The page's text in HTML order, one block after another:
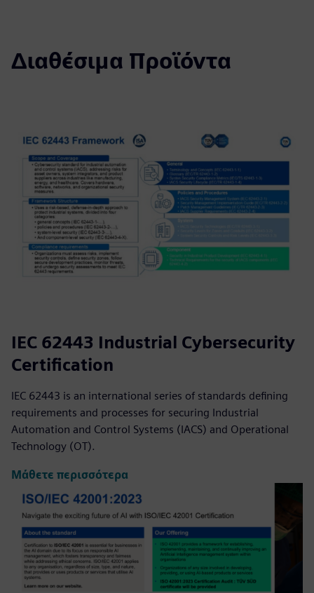
Διαθέσιμα Προϊόντα
IEC 62443 Industrial Cybersecurity
Certification
IEC 62443 is an international series of standards defining
requirements and processes for securing Industrial
Automation and Control Systems (IACS) and Operational
Technology (OT).
Μάθετε περισσότερα